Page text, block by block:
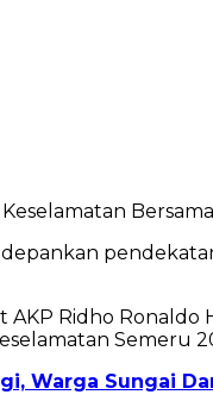
Bersama
Ridho Ronaldo
Semeru
Warga Sungai